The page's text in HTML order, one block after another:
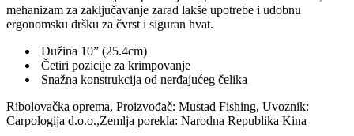
mehanizam za zaključavanje zarad lakše upotrebe i udobnu
ergonomsku dršku za čvrst i siguran hvat.
Dužina 10” (25.4cm)
Četiri pozicije za krimpovanje
Snažna konstrukcija od nerđajućeg čelika
Ribolovačka oprema, Proizvođač: Mustad Fishing, Uvoznik:
Carpologija d.o.o.,Zemlja porekla: Narodna Republika Kina